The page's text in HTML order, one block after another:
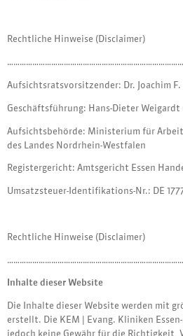
Rechtliche Hinweise (Disclaimer)
Aufsichtsratsvorsitzender: Dr. Joachim F.
Geschäftsführung: Hans-Dieter
Aufsichtsbehörde: Ministerium für
des Landes Nordrhein-Westfalen
Registergericht: Amtsgericht Essen
Umsatzsteuer-Identifikations-Nr.: DE
Rechtliche Hinweise (Disclaimer)
Inhalte dieser Website
Die Inhalte dieser Website werden mit
erstellt. Die KEM | Evang. Kliniken